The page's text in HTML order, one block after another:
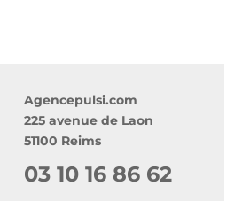
Agencepulsi.com
225 avenue de Laon
51100 Reims
03 10 16 86 62